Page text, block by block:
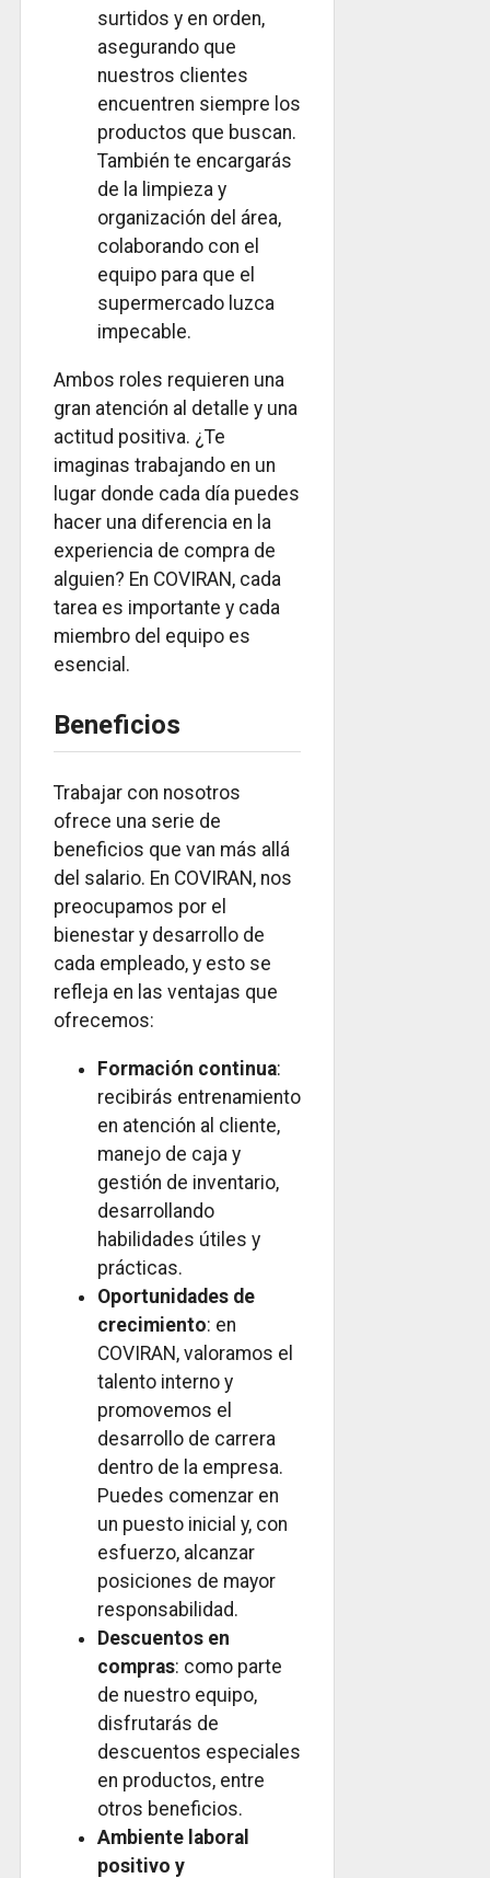
surtidos y en orden,
asegurando que
nuestros clientes
encuentren siempre los
productos que buscan.
También te encargarás
de la limpieza y
organización del área,
colaborando con el
equipo para que el
supermercado luzca
impecable.
Ambos roles requieren una
gran atención al detalle y una
actitud positiva. ¿Te
imaginas trabajando en un
lugar donde cada día puedes
hacer una diferencia en la
experiencia de compra de
alguien? En COVIRAN, cada
tarea es importante y cada
miembro del equipo es
esencial.
Beneficios
Trabajar con nosotros
ofrece una serie de
beneficios que van más allá
del salario. En COVIRAN, nos
preocupamos por el
bienestar y desarrollo de
cada empleado, y esto se
refleja en las ventajas que
ofrecemos:
Formación continua:
recibirás entrenamiento
en atención al cliente,
manejo de caja y
gestión de inventario,
desarrollando
habilidades útiles y
prácticas.
Oportunidades de
crecimiento: en
COVIRAN, valoramos el
talento interno y
promovemos el
desarrollo de carrera
dentro de la empresa.
Puedes comenzar en
un puesto inicial y, con
esfuerzo, alcanzar
posiciones de mayor
responsabilidad.
Descuentos en
compras: como parte
de nuestro equipo,
disfrutarás de
descuentos especiales
en productos, entre
otros beneficios.
Ambiente laboral
positivo y